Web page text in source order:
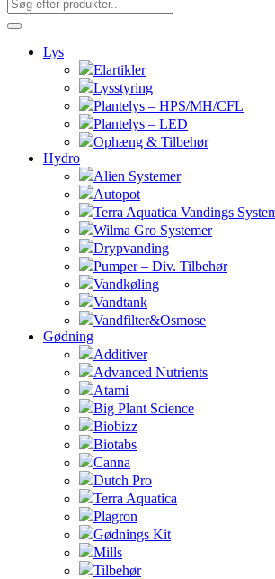
Lys
Elartikler
Lysstyring
Plantelys – HPS/MH/CFL
Plantelys – LED
Ophæng & Tilbehør
Hydro
Alien Systemer
Autopot
Terra Aquatica Vandings
Wilma Gro Systemer
Drypvanding
Pumper – Div. Tilbehør
Vandkøling
Vandtank
Vandfilter&Osmose
Gødning
Additiver
Advanced Nutrients
Atami
Big Plant Science
Biobizz
Biotabs
Canna
Dutch Pro
Terra Aquatica
Plagron
Gødnings Kit
Mills
Tilbehør